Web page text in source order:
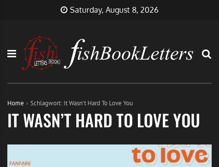
Saturday, August 8, 2026
Home Schlagwort: It Wasn’t Hard To Love You
IT WASN’T HARD TO LOVE YOU